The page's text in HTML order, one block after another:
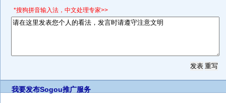
*搜狗拼音输入法，中文处理专家>>
我要发布Sogou推广服务